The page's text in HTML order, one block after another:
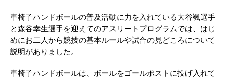
車椅子ハンドボールの普及活動に力を入れている大谷颯選手
と森谷幸生選手を迎えてのアスリートプログラムでは、はじ
めにお二人から競技の基本ルールや試合の見どころについて
説明がありました。
車椅子ハンドボールは、ボールをゴールポストに投げ入れて